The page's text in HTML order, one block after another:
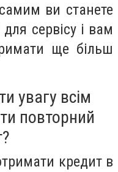
ви станете
сервісу і вам
ще більш
увагу всім
повторний
кредит в